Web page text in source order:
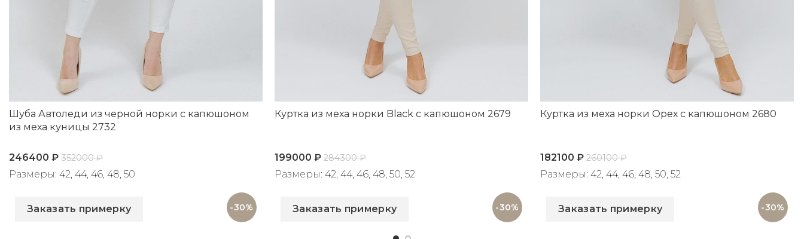
-30%
Шуба Автоледи из черной норки с капюшоном
из меха куницы 2732
246400 ₽ 352000₽
Размеры: 42, 44, 46, 48, 50
Заказать примерку
-30%
Куртка из меха норки Black с капюшоном 2679
199000 ₽ 284300₽
Размеры: 42, 44, 46, 48, 50, 52
Заказать примерку
-30%
Куртка из меха норки Орех с капюшоном 2680
182100 ₽ 260100₽
Размеры: 42, 44, 46, 48, 50, 52
Заказать примерку